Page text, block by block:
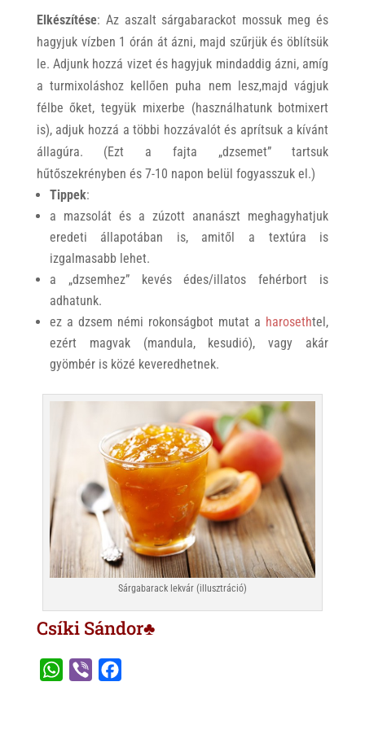
Elkészítése: Az aszalt sárgabarackot mossuk meg és
hagyjuk vízben 1 órán át ázni, majd szűrjük és öblítsük
le. Adjunk hozzá vizet és hagyjuk mindaddig ázni, amíg
a turmixoláshoz kellően puha nem lesz,majd vágjuk
félbe őket, tegyük mixerbe (használhatunk botmixert
is), adjuk hozzá a többi hozzávalót és aprítsuk a kívánt
állagúra. (Ezt a fajta „dzsemet” tartsuk
hűtőszekrényben és 7-10 napon belül fogyasszuk el.)
Tippek:
a mazsolát és a zúzott ananászt meghagyhatjuk
eredeti állapotában is, amitől a textúra is
izgalmasabb lehet.
a „dzsemhez” kevés édes/illatos fehérbort is
adhatunk.
ez a dzsem némi rokonságbot mutat a harosethtel,
ezért magvak (mandula, kesudió), vagy akár
gyömbér is közé keveredhetnek.
Sárgabarack lekvár (illusztráció)
Csíki Sándor♣